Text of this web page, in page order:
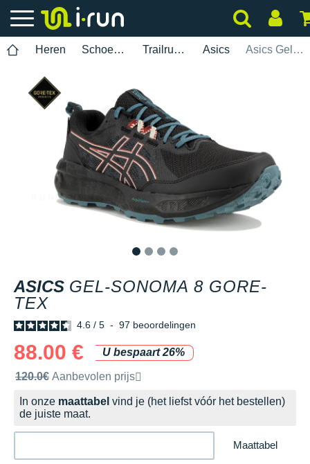
Heren Schoenen Trailrunning Asics Asics Gel-Sonoma 8 Gore-Tex
ASICS GEL-SONOMA 8 GORE-
TEX
4.6 / 5 - 97 beoordelingen
88.00 €
U bespaart 26%
Door het merk aanbevolen verkoopprijs
120.0€ Aanbevolen prijs
In onze maattabel vind je (het liefst vóór het bestellen)
de juiste maat.
Maattabel